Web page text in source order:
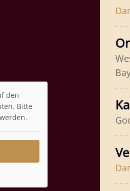
den
Bitte